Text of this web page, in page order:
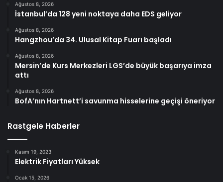
Ağustos 8, 2026
İstanbul’da 128 yeni noktaya daha EDS geliyor
Ağustos 8, 2026
Hangzhou’da 34. Ulusal Kitap Fuarı başladı
Ağustos 8, 2026
Mersin’de Kurs Merkezleri LGS’de büyük başarıya imza
attı
Ağustos 8, 2026
BofA’nın Hartnett’i savunma hisselerine geçişi öneriyor
Rastgele Haberler
Kasım 19, 2023
Elektrik Fiyatları Yüksek
Ocak 15, 2026